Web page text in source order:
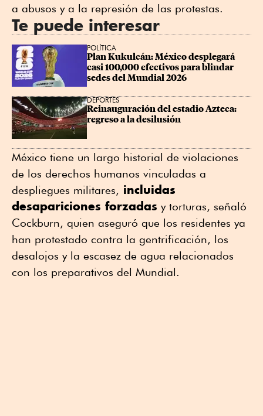
a abusos y a la represión de las protestas.
Te puede interesar
POLÍTICA
Plan Kukulcán: México desplegará
casi 100,000 efectivos para blindar
sedes del Mundial 2026
DEPORTES
Reinauguración del estadio Azteca:
regreso a la desilusión
México tiene un largo historial de violaciones
de los derechos humanos vinculadas a
despliegues militares, incluidas
desapariciones forzadas y torturas, señaló
Cockburn, quien aseguró que los residentes ya
han protestado contra la gentrificación, los
desalojos y la escasez de agua relacionados
con los preparativos del Mundial.